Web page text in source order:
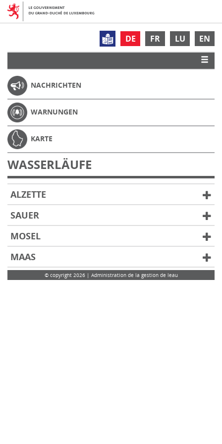
DE FR LU EN
NACHRICHTEN
WARNUNGEN
KARTE
WASSERLÄUFE
ALZETTE
SAUER
MOSEL
MAAS
© copyright 2026 | Administration de la gestion de leau